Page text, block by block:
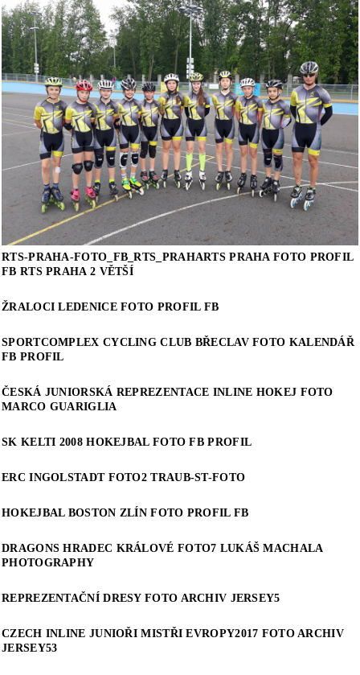
RTS-PRAHA-FOTO_FB_RTS_PRAHARTS PRAHA FOTO PROFIL
FB RTS PRAHA 2 VĚTŠÍ
ŽRALOCI LEDENICE FOTO PROFIL FB
SPORTCOMPLEX CYCLING CLUB BŘECLAV FOTO KALENDÁŘ
FB PROFIL
ČESKÁ JUNIORSKÁ REPREZENTACE INLINE HOKEJ FOTO
MARCO GUARIGLIA
SK KELTI 2008 HOKEJBAL FOTO FB PROFIL
ERC INGOLSTADT FOTO2 TRAUB-ST-FOTO
HOKEJBAL BOSTON ZLÍN FOTO PROFIL FB
DRAGONS HRADEC KRÁLOVÉ FOTO7 LUKÁŠ MACHALA
PHOTOGRAPHY
REPREZENTAČNÍ DRESY FOTO ARCHIV JERSEY5
CZECH INLINE JUNIOŘI MISTŘI EVROPY2017 FOTO ARCHIV
JERSEY53